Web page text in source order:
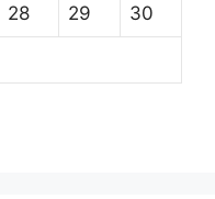
28 29 30